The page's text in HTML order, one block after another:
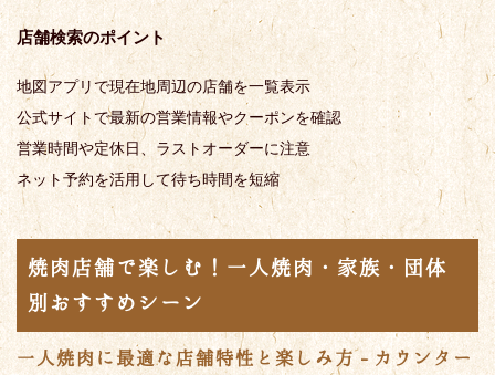
店舗検索のポイント
地図アプリで現在地周辺の店舗を一覧表示
公式サイトで最新の営業情報やクーポンを確認
営業時間や定休日、ラストオーダーに注意
ネット予約を活用して待ち時間を短縮
焼肉店舗で楽しむ！一人焼肉・家族・団体
別おすすめシーン
一人焼肉に最適な店舗特性と楽しみ方 - カウンター